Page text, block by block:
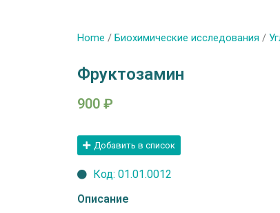
Home / Биохимические исследования /
Фруктозамин
900 ₽
Добавить в список
Код: 01.01.0012
Описание